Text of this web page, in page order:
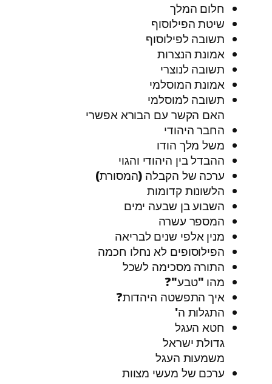
חלום המלך
שיטת הפילוסוף
תשובה לפילוסוף
אמונת הנצרות
תשובה לנוצרי
אמונת המוסלמי
תשובה למוסלמי
האם הקשר עם הבורא אפשרי
החבר היהודי
משל מלך הודו
ההבדל בין היהודי והגוי
ערכה של הקבלה (המסורת)
הלשונות קדומות
השבוע בן שבעה ימים
המספר עשרה
מנין אלפי שנים לבריאה
הפילוסופים לא נחלו חכמה
התורה מסכימה לשכל
מהו "טבע"?
איך התפשטה היהדות?
התגלות ה'
חטא העגל
גדולת ישראל
משמעות העגל
ערכם של מעשי מצוות